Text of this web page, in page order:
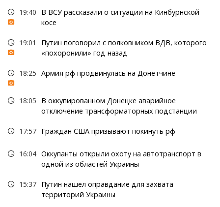
19:40
В ВСУ рассказали о ситуации на Кинбурнской
косе
19:01
Путин поговорил с полковником ВДВ, которого
«похоронили» год назад
18:25 Армия рф продвинулась на Донетчине
18:05
В оккупированном Донецке аварийное
отключение трансформаторных подстанции
17:57 Граждан США призывают покинуть рф
16:04 Оккупанты открыли охоту на автотранспорт в
одной из областей Украины
15:37 Путин нашел оправдание для захвата
территорий Украины